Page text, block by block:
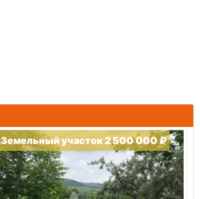
Земельный участок 2 500 000 ₽